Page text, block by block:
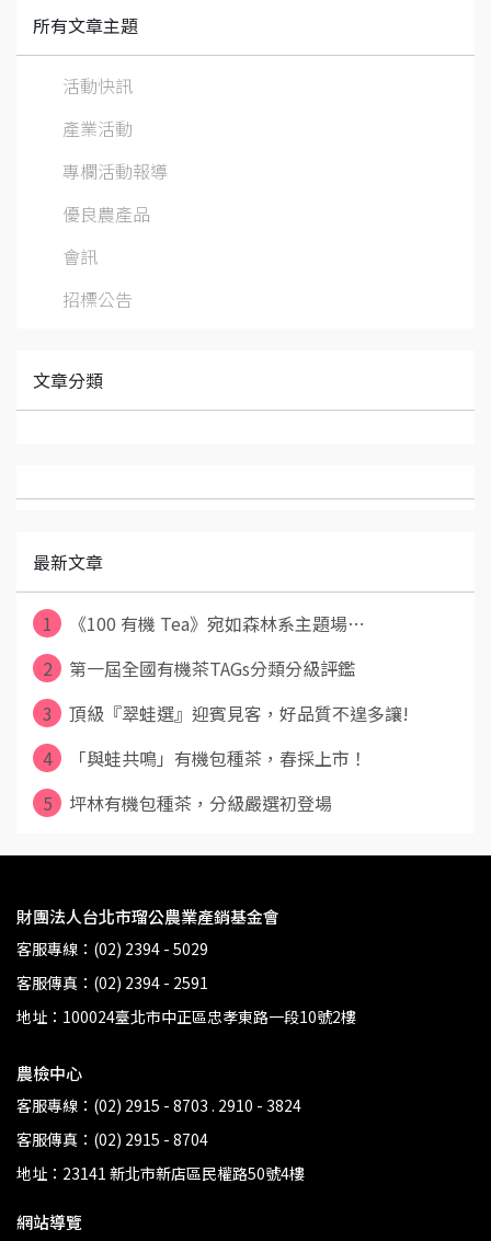
所有文章主題
活動快訊
產業活動
專欄活動報導
優良農產品
會訊
招標公告
文章分類
最新文章
1
《100 有機 Tea》宛如森林系主題場⋯
2
第一屆全國有機茶TAGs分類分級評鑑
3
頂級『翠蛙選』迎賓見客，好品質不遑多讓!
4
「與蛙共鳴」有機包種茶，春採上市！
5
坪林有機包種茶，分級嚴選初登場
財團法人台北市瑠公農業產銷基金會
客服專線：(02) 2394 - 5029
客服傳真：(02) 2394 - 2591
地址：100024臺北市中正區忠孝東路一段10號2樓
農檢中心
客服專線：(02) 2915 - 8703 . 2910 - 3824
客服傳真：(02) 2915 - 8704
地址：23141 新北市新店區民權路50號4樓
網站導覽